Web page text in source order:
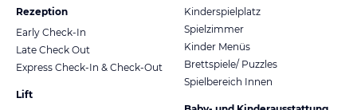
Rezeption
Early Check-In
Late Check Out
Express Check-In & Check-Out
Lift
Kinderspielplatz
Spielzimmer
Kinder Menüs
Brettspiele/ Puzzles
Spielbereich Innen